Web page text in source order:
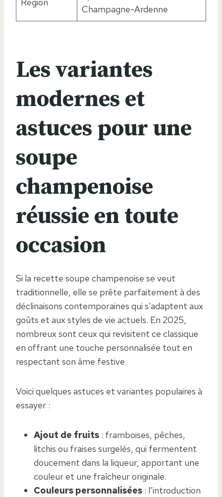
Région
Champagne-Ardenne
Les variantes
modernes et
astuces pour une
soupe
champenoise
réussie en toute
occasion
Si la recette soupe champenoise se veut
traditionnelle, elle se prête parfaitement à des
déclinaisons contemporaines qui s’adaptent aux
goûts et aux styles de vie actuels. En 2025,
nombreux sont ceux qui revisitent ce classique
en offrant une touche personnalisée tout en
respectant son âme festive.
Voici quelques astuces et variantes populaires à
essayer :
Ajout de fruits : framboises, pêches,
litchis ou fraises surgelés, qui fermentent
doucement dans la liqueur, apportant une
couleur et une fraîcheur originale.
Couleurs personnalisées : l’introduction